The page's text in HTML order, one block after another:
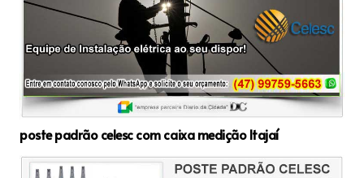
poste padrão celesc com caixa medição Itajaí